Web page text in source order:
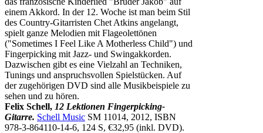
einem Akkord. In der 12. Woche ist man beim Stil
des Country-Gitarristen Chet Atkins angelangt,
spielt ganze Melodien mit Flageolettönen
("Sometimes I Feel Like A Motherless Child") und
Fingerpicking mit Jazz- und Swingakkorden.
Dazwischen gibt es eine Vielzahl an Techniken,
Tunings und anspruchsvollen Spielstücken. Auf
der zugehörigen DVD sind alle Musikbeispiele zu
sehen und zu hören.
Felix Schell, 12 Lektionen Fingerpicking-
Gitarre. Schell Music SM 11014, 2012, ISBN
978-3-864110-14-6, 124 S, €32,95 (inkl. DVD).